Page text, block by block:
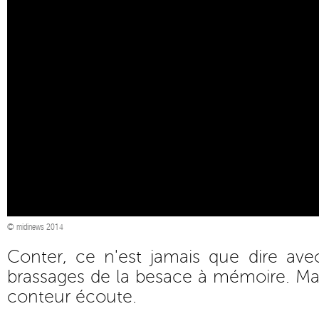
© midinews 2014
Conter, ce n'est jamais que dire
brassages de la besace à mémoire.
conteur écoute.